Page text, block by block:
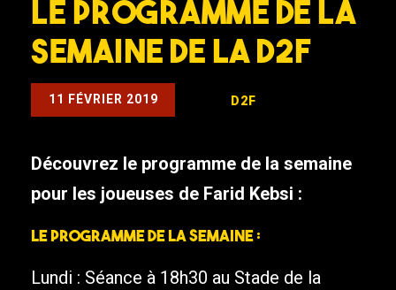
Le programme de la
semaine de la D2F
11 FÉVRIER 2019 D2F
Découvrez le programme de la semaine
pour les joueuses de Farid Kebsi :
Le programme de la semaine :
Lundi : Séance à 18h30 au Stade de la